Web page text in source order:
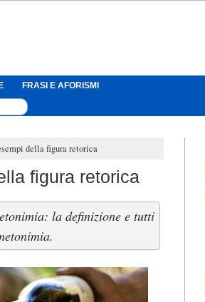
FRASI E AFORISMI
della figura retorica
figura retorica
la definizione e tutti